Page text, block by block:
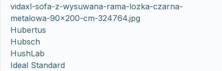
vidaxl-sofa-z-wysuwana-rama-lozka-czarna-
metalowa-90×200-cm-324764.jpg
Hubertus
Hubsch
HushLab
Ideal Standard